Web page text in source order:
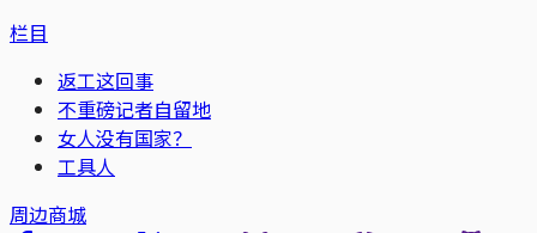
栏目
返工这回事
不重磅记者自留地
女人没有国家？
工具人
周边商城